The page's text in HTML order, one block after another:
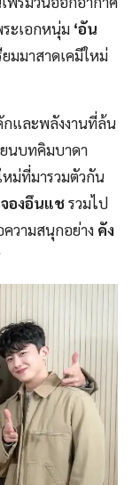
ะเอกหนุ่ม ‘อัน
มมาสาดเคมีใหม่
กและพลังงานที่ล้น
นบทคิมบาดา
ม่ที่มารวมตัวกัน
องอึนแชรวมไป
วามสนุกอย่าง คัง